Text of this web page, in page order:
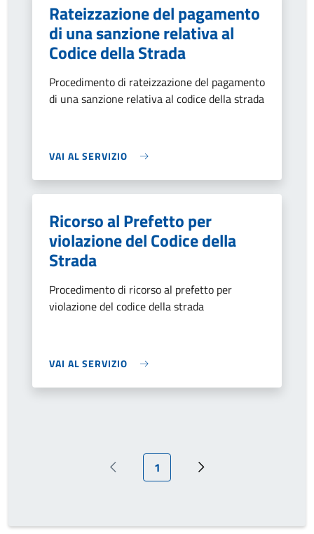
Rateizzazione del pagamento
di una sanzione relativa al
Codice della Strada
Procedimento di rateizzazione del pagamento
di una sanzione relativa al codice della strada
VAI AL SERVIZIO
Ricorso al Prefetto per
violazione del Codice della
Strada
Procedimento di ricorso al prefetto per
violazione del codice della strada
VAI AL SERVIZIO
Pagina precedente
Pagina attuale
1 Prossima pagina